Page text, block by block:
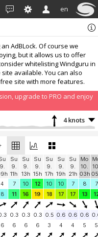
en
AdBLock. Of course we
but it allows us to offer
whitelisting Windguru in
available. You can also
site with more features.
upgrade to PRO and enjoy
4 knots
9.
Su
9.
11h
Su
9.
13h
Su
9.
15h
Su
9.
17h
Su
9.
19h
Su
9.
21h
Mo
10.
03h
4 7 10 12 10 10 7 8
7
8 11 16 19 18 17 17 13
0.3 0.3 0.3 0.5 0.6 0.6 0.6
6 6 6 6 3 4 4 5 5